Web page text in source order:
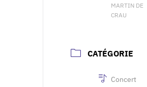
MARTIN DE
CRAU
CATÉGORIE
Concert